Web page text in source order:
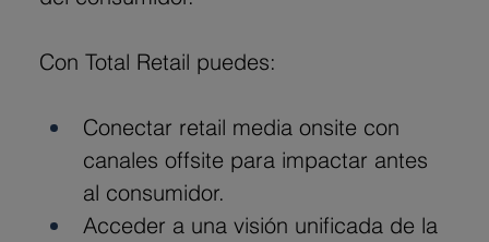
Con Total Retail puedes:
Conectar retail media onsite con
canales offsite para impactar antes
al consumidor.
Acceder a una visión unificada de la